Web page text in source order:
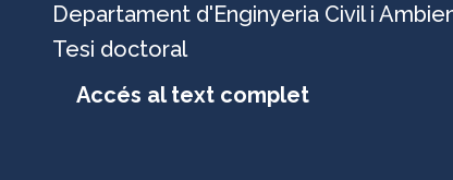
Departament d'Enginyeria Civil i
Tesi doctoral
Accés al text complet